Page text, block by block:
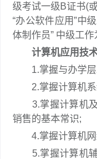
级考试一级B证书(
“办公软件应用”中
体制作员” 中级工作
计算机应用技
1.掌握与办学层
2.掌握计算机系
3.掌握计算机及
销售的基本常识;
4.掌握计算机网
5.掌握计算机辅